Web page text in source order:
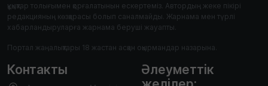
құқықтар толығымен қорғалатынын ескертеміз. Автордың жеке пікірі
редакцияның көзқарасы болып саналмайды. Жарнама мен түрлі
хабарландыруларға жарнама беруші жауапты.
Портал жаңалықтары 18 жастан асқан оқырмандар назарына.
Контакты
Әлеуметтік